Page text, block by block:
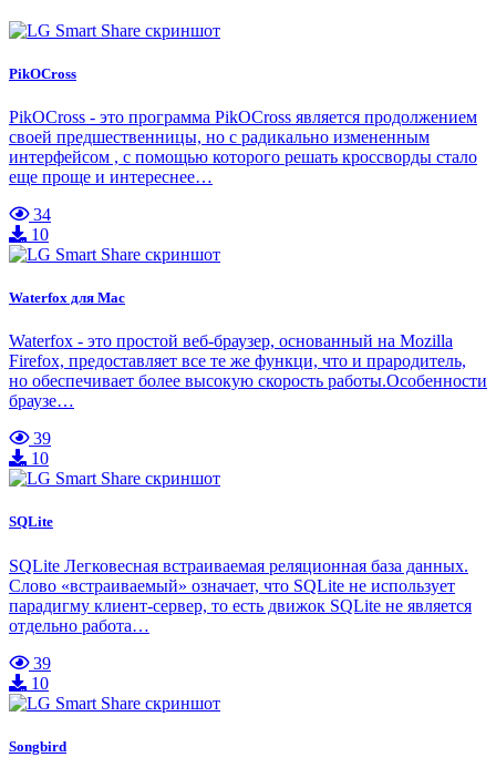
PikOCross
PikOCross - это программа PikOCross является продолжением
своей предшественницы, но с радикально измененным
интерфейсом , с помощью которого решать кроссворды стало
еще проще и интереснее…
34
10
Waterfox для Mac
Waterfox - это простой веб-браузер, основанный на Mozilla
Firefox, предоставляет все те же функци, что и прародитель,
но обеспечивает более высокую скорость работы.Особенности
браузе…
39
10
SQLite
SQLite Легковесная встраиваемая реляционная база данных.
Слово «встраиваемый» означает, что SQLite не использует
парадигму клиент-сервер, то есть движок SQLite не является
отдельно работа…
39
10
Songbird